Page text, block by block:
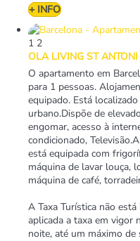
+ INFO
1 2
OLA LIVING ST
O apartamento em
para 1 pessoas.
equipado. Está
urbano.Dispõe de
engomar, acesso à
condicionado,
está equipada com
máquina de lavar louça,
máquina de café,
A Taxa Turística não
aplicada a taxa em vigor
noite, até um máximo de